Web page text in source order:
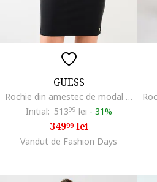
GUESS
Rochie din amestec de modal cu decolteu pe un umar, Negru
Initial: 51399 lei - 31%
34999lei
Vandut de Fashion Days